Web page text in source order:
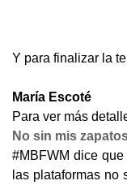
Y para finalizar la
María Escoté
Para ver más
No sin mis
#MBFWM dice que
las plataformas no